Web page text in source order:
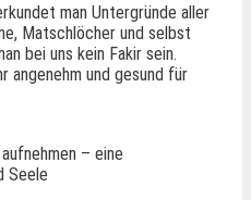
man Untergründe aller
Matschlöcher und selbst
bei uns kein Fakir sein.
und gesund für
– eine
Seele